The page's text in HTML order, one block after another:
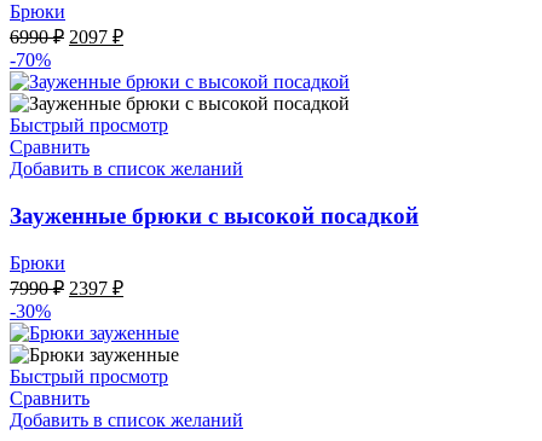
Брюки
6990₽ Первоначальная
составляла
6990 ₽.
2097 ₽Текущая
2097 ₽.
-70%
Быстрый просмотр
Сравнить
Добавить в список желаний
Зауженные брюки с высокой посадкой
Брюки
7990₽ Первоначальная
составляла
7990 ₽.
2397 ₽Текущая
2397 ₽.
-30%
Быстрый просмотр
Сравнить
Добавить в список желаний